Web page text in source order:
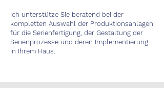
Ich unterstütze Sie beratend bei der
kompletten Auswahl der Produktionsanlagen
für die Serienfertigung, der Gestaltung der
Serienprozesse und deren Implementierung
in Ihrem Haus.